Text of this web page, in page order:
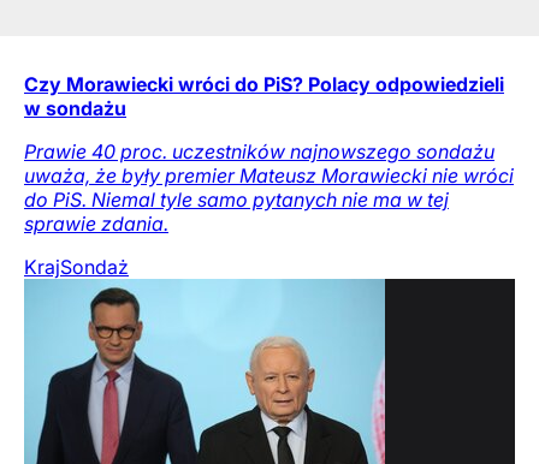
Czy Morawiecki wróci do PiS? Polacy odpowiedzieli
w sondażu
Prawie 40 proc. uczestników najnowszego sondażu
uważa, że były premier Mateusz Morawiecki nie wróci
do PiS. Niemal tyle samo pytanych nie ma w tej
sprawie zdania.
KrajSondaż